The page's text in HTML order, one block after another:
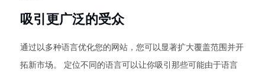
吸引更广泛的受众
通过以多种语言优化您的网站，您可以显著扩大覆盖范围并开
拓新市场。 定位不同的语言可以让你吸引那些可能由于语言